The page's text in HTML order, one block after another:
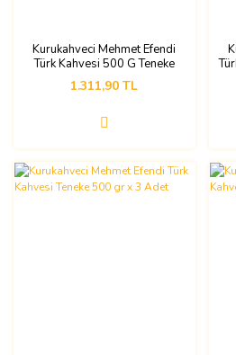
Kurukahveci Mehmet Efendi
Türk Kahvesi 500 G Teneke
Ambalaj X 3 Adet
1.311,90 TL